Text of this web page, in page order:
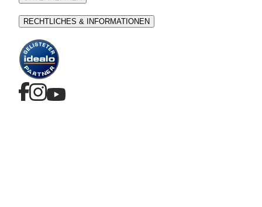
RECHTLICHES & INFORMATIONEN